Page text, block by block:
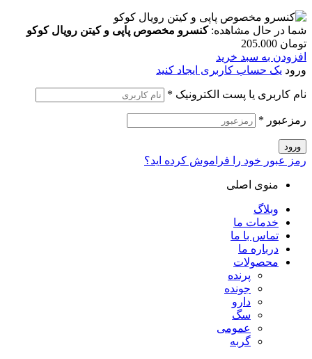
شما در حال مشاهده: کنسرو مخصوص پاپی و کیتن رویال کوکو
تومان
افزودن به سبد خرید
ورود یک حساب کاربری ایجاد کنید
نام کاربری یا پست الکترونیک *
رمزعبور *
ورود
رمز عبور خود را فراموش کرده اید؟
منوی اصلی
وبلاگ
خدمات ما
تماس با ما
درباره ما
محصولات
پرنده
جونده
دارو
سگ
عمومی
گربه